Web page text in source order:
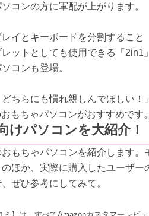
コンの方に軍配が上がります。
イとキーボードを分割すること
ットとしても使用できる「2in1
コンも登場。
どちらにも慣れ親しんでほしい！
もちゃパソコンがおすすめです
けパソコンを大紹介！
もちゃパソコンを紹介します。
ほか、実際に購入したユーザー
ぜひ参考にしてみて。